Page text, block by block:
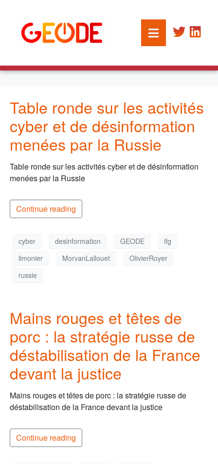
Table ronde sur les activités
cyber et de désinformation
menées par la Russie
Table ronde sur les activités cyber et de désinformation
menées par la Russie
Continue reading
cyber desinformation GEODE
ifg
limonier
MorvanLallouet
OlivierRoyer
russie
Mains rouges et têtes de
porc : la stratégie russe de
déstabilisation de la France
devant la justice
Mains rouges et têtes de porc : la stratégie russe de
déstabilisation de la France devant la justice
Continue reading